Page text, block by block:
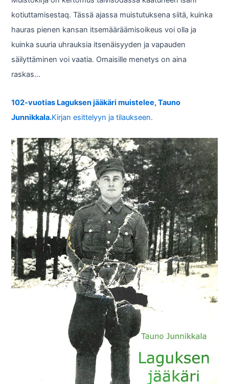
kotiuttamisestaq. Tässä ajassa muistutuksena siitä, kuinka
hauras pienen kansan itsemääräämisoikeus voi olla ja
kuinka suuria uhrauksia itsenäisyyden ja vapauden
säilyttäminen voi vaatia. Omaisille menetys on aina
raskas…
102-vuotias Laguksen jääkäri muistelee, Tauno
Junnikkala.Kirjan esittelyyn ja tilaukseen.